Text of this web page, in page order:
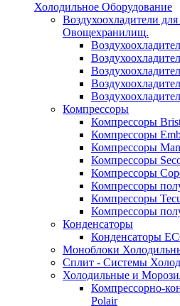
Холодильное Оборудование
Воздухоохладители
Овощехранилищ.
Компрессоры
Компрессоры
Компрессоры
Компрессоры
Компрессоры
Компрессоры
Компрессоры
Компрессоры
Компрессоры
Конденсаторы
Конденсаторы
Моноблоки
Сплит - Системы
Холодильные и
Компрессорно-
Polair